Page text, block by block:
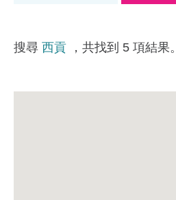
搜尋 西貢 ，共找到 5 項結果。